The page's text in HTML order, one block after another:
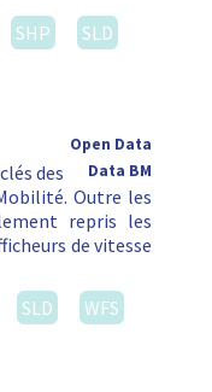
SHP
SLD
Open Data
Data BM
des
Outre les
repris les
de vitesse
SLD
WFS